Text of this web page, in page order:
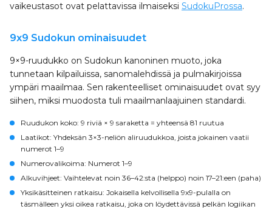
vaikeustasot ovat pelattavissa ilmaiseksi SudokuProssa.
9x9 Sudokun ominaisuudet
9×9-ruudukko on Sudokun kanoninen muoto, joka
tunnetaan kilpailuissa, sanomalehdissä ja pulmakirjoissa
ympäri maailmaa. Sen rakenteelliset ominaisuudet ovat syy
siihen, miksi muodosta tuli maailmanlaajuinen standardi.
Ruudukon koko: 9 riviä × 9 saraketta = yhteensä 81 ruutua
Laatikot: Yhdeksän 3×3-neliön aliruudukkoa, joista jokainen vaatii
numerot 1–9
Numerovalikoima: Numerot 1–9
Alkuvihjeet: Vaihtelevat noin 36–42:sta (helppo) noin 17–21:een (paha)
Yksikäsitteinen ratkaisu: Jokaisella kelvollisella 9x9-pulalla on
täsmälleen yksi oikea ratkaisu, joka on löydettävissä pelkän logiikan